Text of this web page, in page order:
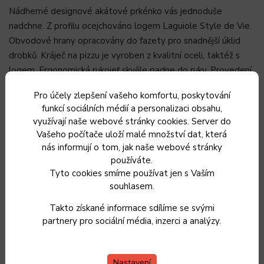
Pro účely zlepšení vašeho komfortu, poskytování
funkcí sociálních médií a personalizaci obsahu,
využívají naše webové stránky cookies. Server do
Vašeho počítače uloží malé množství dat, která
nás informují o tom, jak naše webové stránky
používáte.
Tyto cookies smíme používat jen s Vaším
souhlasem.
Takto získané informace sdílíme se svými
partnery pro sociální média, inzerci a analýzy.
Nádherné designové akátové prkénko vás jednoduše
nadchne. Z profilu ocejchováno logem Laguiole Style de Vie.
Obvodové hrany opracovány do fazety pro snadnější úklid
drobků. Kráječ na pizzu je vyroben z kvalitní oceli, taktéž s
logem. Ergonomická rukojeť skvěle padne do ruky. Provedení
Doporučuje se pouze ruční mytí a osušení.
Rozměry prkénka: 34x33
Ideální také jako dárek.
Krásná sada na pizzu značky Laguiole Style de Vie
Ruční kráječ z vysoce kvalitní oceli
Prkénko z akátového dřeva